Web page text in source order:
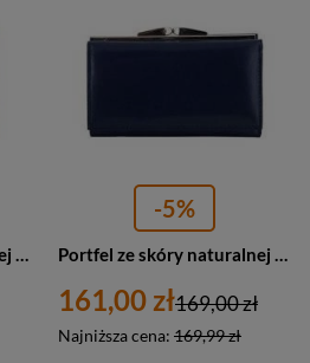
Portfel ze skóry naturalnej damski Barberini's ML8268-4 klasyczny granatowy
-5%
Portfel ze skóry naturalnej damski Barberini's 7044-4 na bigiel granatowy
161,00 zł
Najniższa cena: 169,99 zł
169,00 zł